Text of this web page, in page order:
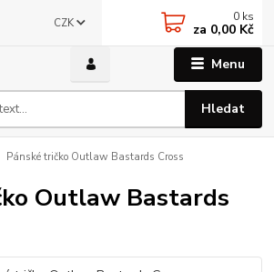
Menu
CZK
Hledat
0 ks
za 0,00 Kč
Pánské tričko Outlaw Bastards Cross
Outlaw Bastards